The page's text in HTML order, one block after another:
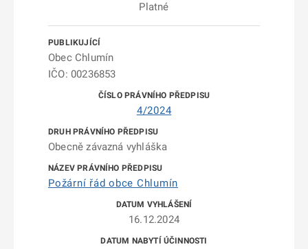
Platné
Obec Chlumín
IČO: 00236853
4/2024
Obecně závazná vyhláška
Požární řád obce Chlumín
16.12.2024